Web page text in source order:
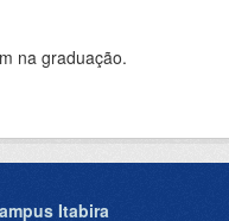
na graduação.
Itabira